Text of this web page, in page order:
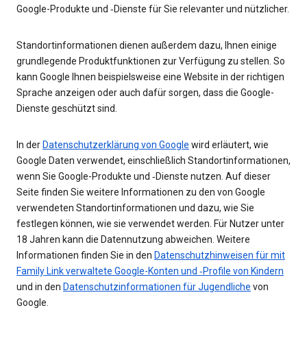
Google-Produkte und ‑Dienste für Sie relevanter und nützlicher.
Standortinformationen dienen außerdem dazu, Ihnen einige
grundlegende Produktfunktionen zur Verfügung zu stellen. So
kann Google Ihnen beispielsweise eine Website in der richtigen
Sprache anzeigen oder auch dafür sorgen, dass die Google-
Dienste geschützt sind.
In der Datenschutzerklärung von Google wird erläutert, wie
Google Daten verwendet, einschließlich Standortinformationen,
wenn Sie Google-Produkte und ‑Dienste nutzen. Auf dieser
Seite finden Sie weitere Informationen zu den von Google
verwendeten Standortinformationen und dazu, wie Sie
festlegen können, wie sie verwendet werden. Für Nutzer unter
18 Jahren kann die Datennutzung abweichen. Weitere
Informationen finden Sie in den Datenschutzhinweisen für mit
Family Link verwaltete Google-Konten und ‑Profile von Kindern
und in den Datenschutzinformationen für Jugendliche von
Google.